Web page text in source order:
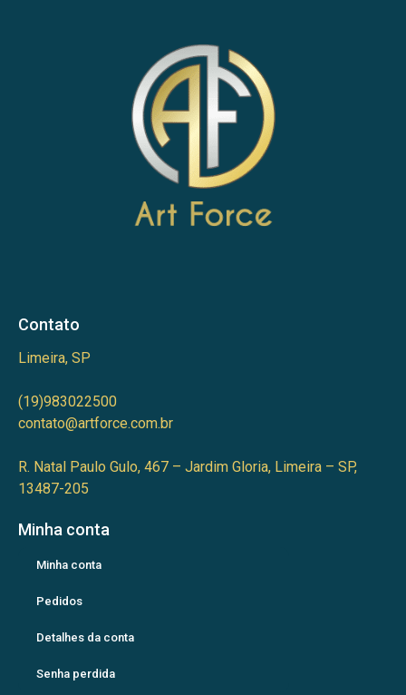
Contato
Limeira, SP
(19)983022500
contato@artforce.com.br
R. Natal Paulo Gulo, 467 – Jardim Gloria, Limeira – SP,
13487-205
Minha conta
Minha conta
Pedidos
Detalhes da conta
Senha perdida